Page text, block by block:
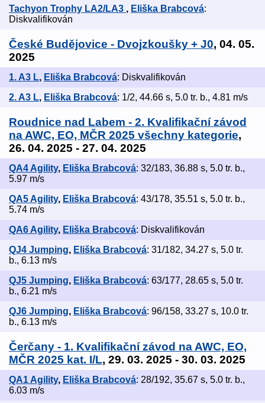
Tachyon Trophy LA2/LA3 , Eliška Brabcová:
Diskvalifikován
České Budějovice - Dvojzkoušky + J0, 04. 05.
2025
1. A3 L, Eliška Brabcová: Diskvalifikován
2. A3 L, Eliška Brabcová: 1/2, 44.66 s, 5.0 tr. b., 4.81 m/s
Roudnice nad Labem - 2. Kvalifikační závod
na AWC, EO, MČR 2025 všechny kategorie,
26. 04. 2025 - 27. 04. 2025
QA4 Agility, Eliška Brabcová: 32/183, 36.88 s, 5.0 tr. b.,
5.97 m/s
QA5 Agility, Eliška Brabcová: 43/178, 35.51 s, 5.0 tr. b.,
5.74 m/s
QA6 Agility, Eliška Brabcová: Diskvalifikován
QJ4 Jumping, Eliška Brabcová: 31/182, 34.27 s, 5.0 tr.
b., 6.13 m/s
QJ5 Jumping, Eliška Brabcová: 63/177, 28.65 s, 5.0 tr.
b., 6.21 m/s
QJ6 Jumping, Eliška Brabcová: 96/158, 33.27 s, 10.0 tr.
b., 6.13 m/s
Čerčany - 1. Kvalifikační závod na AWC, EO,
MČR 2025 kat. I/L, 29. 03. 2025 - 30. 03. 2025
QA1 Agility, Eliška Brabcová: 28/192, 35.67 s, 5.0 tr. b.,
6.03 m/s